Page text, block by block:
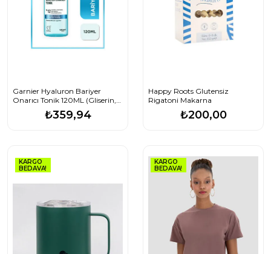
Garnier Hyaluron Bariyer
Onarıcı Tonik 120ML (Gliserin,
Panthenol, Aloe Vera &
Hyaluronik)₺359,94
Happy Roots Glutensiz
Rigatoni Makarna
₺200,00
KARGO
BEDAVA!
KARGO
BEDAVA!